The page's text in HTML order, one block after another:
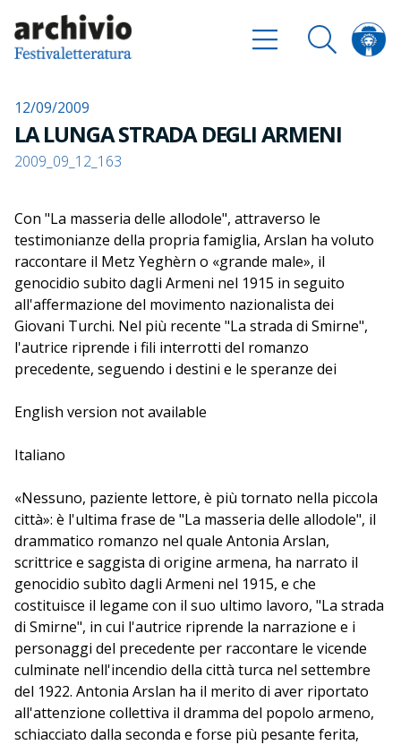
12/09/2009
LA LUNGA STRADA DEGLI ARMENI
2009_09_12_163
Con "La masseria delle allodole", attraverso le
testimonianze della propria famiglia, Arslan ha voluto
raccontare il Metz Yeghèrn o «grande male», il
genocidio subito dagli Armeni nel 1915 in seguito
all'affermazione del movimento nazionalista dei
Giovani Turchi. Nel più recente "La strada di Smirne",
l'autrice riprende i fili interrotti del romanzo
precedente, seguendo i destini e le speranze dei
l'apparente raggiungimento della pace. Della sua
Antonia Arslan parla con Siegmund Ginzberg.
English version not available
Italiano
«Nessuno, paziente lettore, è più tornato nella piccola
città»: è l'ultima frase de "La masseria delle allodole", il
drammatico romanzo nel quale Antonia Arslan,
scrittrice e saggista di origine armena, ha narrato il
genocidio subìto dagli Armeni nel 1915, e che
costituisce il legame con il suo ultimo lavoro, "La strada
di Smirne", in cui l'autrice riprende la narrazione e i
personaggi del precedente per raccontare le vicende
culminate nell'incendio della città turca nel settembre
del 1922. Antonia Arslan ha il merito di aver riportato
all'attenzione collettiva il dramma del popolo armeno,
schiacciato dalla seconda e forse più pesante ferita,